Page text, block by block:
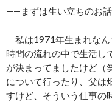
――まずは生い立ちのお話
私は1971年生まれなん
時間の流れの中で生活し
が決まってましたけど（
について行ったり、父は
すけど、そういう仕事の